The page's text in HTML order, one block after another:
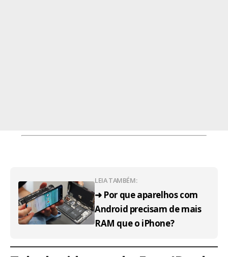
LEIA TAMBÉM:
➜ Por que aparelhos com
Android precisam de mais
RAM que o iPhone?